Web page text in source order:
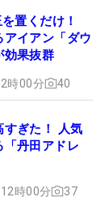
置くだけ！
イアン「ダウ
効果抜群
時00分 40
すぎた！ 人気
「丹田アドレ
時00分 37